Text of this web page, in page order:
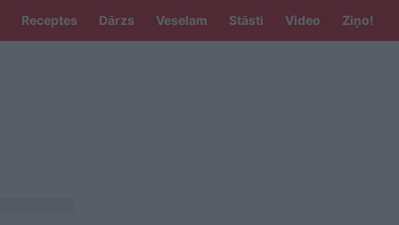
Receptes Dārzs Veselam Stāsti Video Ziņo!